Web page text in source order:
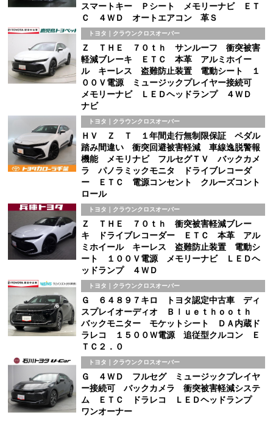
スマートキー Ｐシート メモリーナビ ＥＴ
Ｃ ４ＷＤ オートエアコン 革Ｓ
トヨタ｜クラウンクロスオーバー
Ｚ ＴＨＥ ７０ｔｈ サンルーフ 衝突被害
軽減ブレーキ ＥＴＣ 本革 アルミホイー
ル キーレス 盗難防止装置 電動シート １
００Ｖ電源 ミュージックプレイヤー接続可
メモリーナビ ＬＥＤヘッドランプ ４ＷＤ
ナビ
トヨタ｜クラウンクロスオーバー
ＨＶ Ｚ Ｔ １年間走行無制限保証 ペダル
踏み間違い 衝突回避被害軽減 車線逸脱警報
機能 メモリナビ フルセグＴＶ バックカメ
ラ パノラミックモニタ ドライブレコーダ
ー ＥＴＣ 電源コンセント クルーズコント
ロール
トヨタ｜クラウンクロスオーバー
Ｚ ＴＨＥ ７０ｔｈ 衝突被害軽減ブレー
キ ドライブレコーダー ＥＴＣ 本革 アル
ミホイール キーレス 盗難防止装置 電動シ
ート １００Ｖ電源 メモリーナビ ＬＥＤヘ
ッドランプ ４ＷＤ
トヨタ｜クラウンクロスオーバー
Ｇ ６４８９７キロ トヨタ認定中古車 ディ
スプレイオーディオ Ｂｌｕｅｔｈｏｏｔｈ
バックモニター モケットシート ＤＡ内蔵ド
ラレコ １５００Ｗ電源 追従型クルコン Ｅ
ＴＣ２．０
トヨタ｜クラウンクロスオーバー
Ｇ ４ＷＤ フルセグ ミュージックプレイヤ
ー接続可 バックカメラ 衝突被害軽減システ
ム ＥＴＣ ドラレコ ＬＥＤヘッドランプ
ワンオーナー